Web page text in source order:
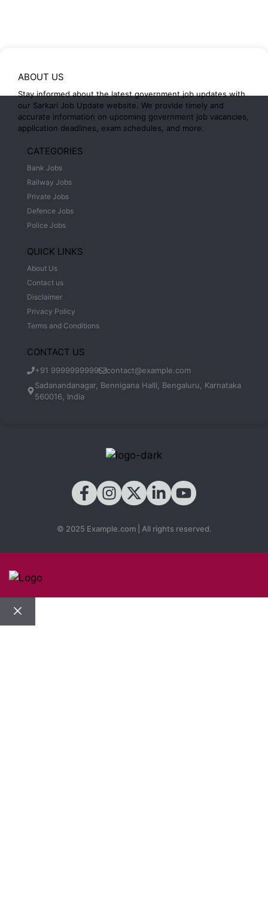
ABOUT US
Stay informed about the latest government job updates with
our Sarkari Job Update website. We provide timely and
accurate information on upcoming government job vacancies,
application deadlines, exam schedules, and more.
CATEGORIES
Bank Jobs
Railway Jobs
Private Jobs
Defence Jobs
Police Jobs
QUICK LINKS
About Us
Contact us
Disclaimer
Privacy Policy
Terms and Conditions
CONTACT US
+91 9999999999
contact@example.com
Sadanandanagar, Bennigana Halli, Bengaluru, Karnataka
560016, India
© 2025 Example.com | All rights reserved.
Close